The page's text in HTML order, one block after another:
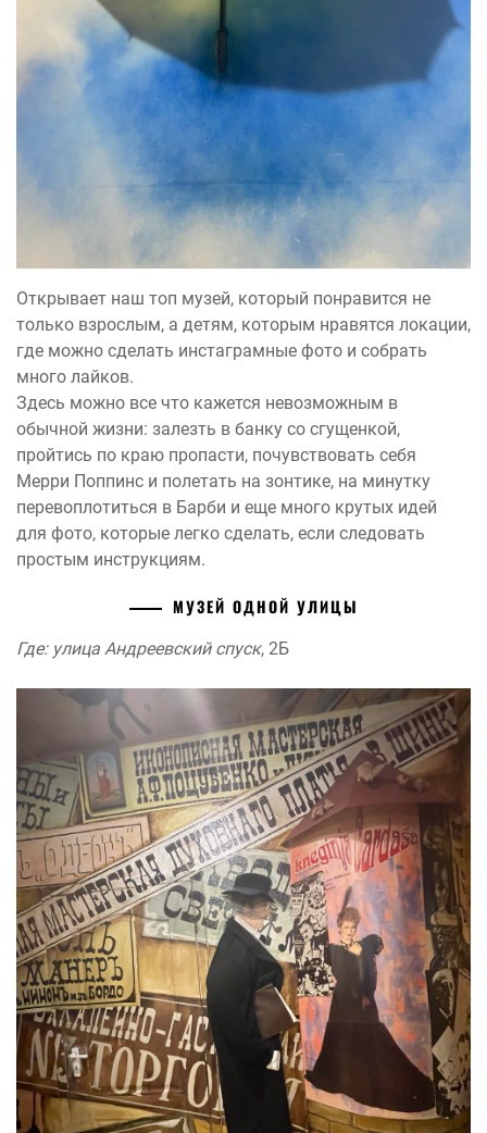
Открывает наш топ музей, который понравится не
только взрослым, а детям, которым нравятся локации,
где можно сделать инстаграмные фото и собрать
много лайков.
Здесь можно все что кажется невозможным в
обычной жизни: залезть в банку со сгущенкой,
пройтись по краю пропасти, почувствовать себя
Мерри Поппинс и полетать на зонтике, на минутку
перевоплотиться в Барби и еще много крутых идей
для фото, которые легко сделать, если следовать
простым инструкциям.
МУЗЕЙ ОДНОЙ УЛИЦЫ
Где: улица Андреевский спуск, 2Б